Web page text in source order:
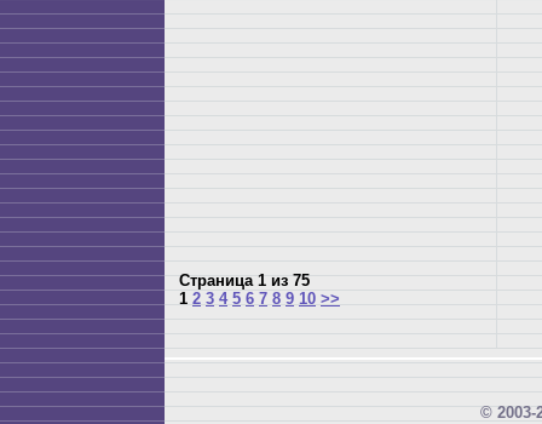
Страница 1 из 75
1 2 3 4 5 6 7 8 9 10 >>
© 2003-